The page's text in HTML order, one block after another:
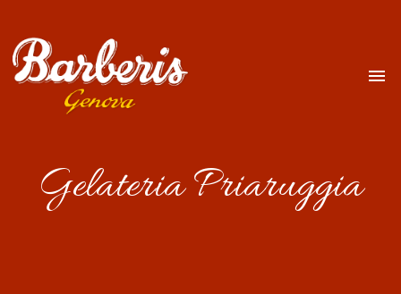
Gelateria Priaruggia